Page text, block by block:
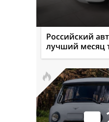
Российский
лучший месяц